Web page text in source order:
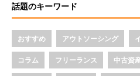
話題のキーワード
おすすめ アウトソーシング
コラム フリーランス 中古資